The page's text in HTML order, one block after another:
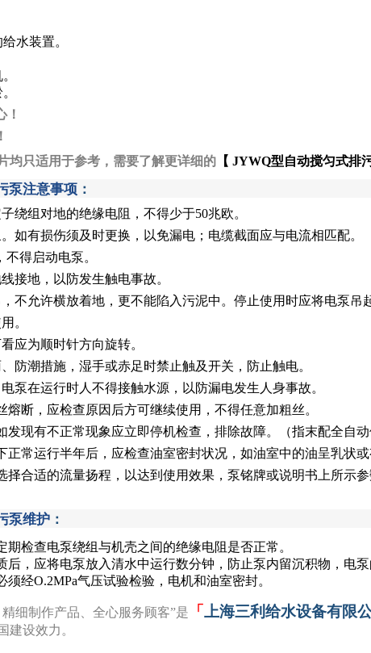
水装置。
！
均只适用于参考，需要了解更详细的 【 JYWQ型自动搅匀式排
泵注意事项 ：
绕组对地的绝缘电阻，不得少于50兆欧。
如有损伤须及时更换，以免漏电；电缆截面应与电流相匹配。
得启动电泵。
接地，以防发生触电事故。
不允许横放着地，更不能陷入污泥中。停止使用时应将电泵吊
。
应为顺时针方向旋转。
防潮措施，湿手或赤足时禁止触及开关，防止触电。
泵在运行时人不得接触水源，以防漏电发生人身事故。
熔断，应检查原因后方可继续使用，不得任意加粗丝。
发现有不正常现象应立即停机检查，排除故障。（指末配全自动
正常运行半年后，应检查油室密封状况，如油室中的油呈乳状或
择合适的流量扬程，以达到使用效果，泵铭牌或说明书上所示
泵维护 ：
检查电泵绕组与机壳之间的绝缘电阻是否正常。
，应将电泵放入清水中运行数分钟，防止泵内留沉积物，电泵
经O.2MPa气压试验检验，电机和油室密封。
细制作产品、全心服务顾客”是 「 上海三利给水设备有限
建设效力。